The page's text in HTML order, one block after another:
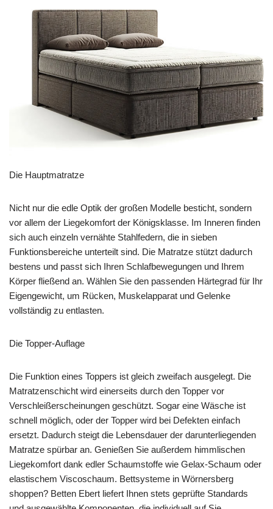
Die Hauptmatratze
Nicht nur die edle Optik der großen Modelle besticht, sondern
vor allem der Liegekomfort der Königsklasse. Im Inneren finden
sich auch einzeln vernähte Stahlfedern, die in sieben
Funktionsbereiche unterteilt sind. Die Matratze stützt dadurch
bestens und passt sich Ihren Schlafbewegungen und Ihrem
Körper fließend an. Wählen Sie den passenden Härtegrad für Ihr
Eigengewicht, um Rücken, Muskelapparat und Gelenke
vollständig zu entlasten.
Die Topper-Auflage
Die Funktion eines Toppers ist gleich zweifach ausgelegt. Die
Matratzenschicht wird einerseits durch den Topper vor
Verschleißerscheinungen geschützt. Sogar eine Wäsche ist
schnell möglich, oder der Topper wird bei Defekten einfach
ersetzt. Dadurch steigt die Lebensdauer der darunterliegenden
Matratze spürbar an. Genießen Sie außerdem himmlischen
Liegekomfort dank edler Schaumstoffe wie Gelax-Schaum oder
elastischem Viscoschaum. Bettsysteme in Wörnersberg
shoppen? Betten Ebert liefert Ihnen stets geprüfte Standards